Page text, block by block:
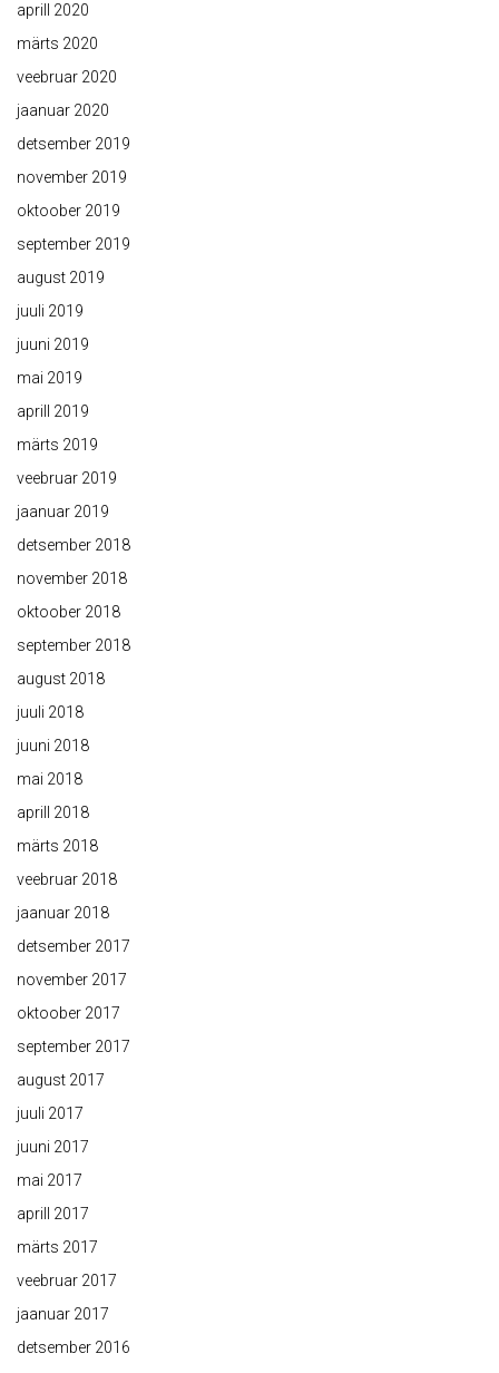
aprill 2020
märts 2020
veebruar 2020
jaanuar 2020
detsember 2019
november 2019
oktoober 2019
september 2019
august 2019
juuli 2019
juuni 2019
mai 2019
aprill 2019
märts 2019
veebruar 2019
jaanuar 2019
detsember 2018
november 2018
oktoober 2018
september 2018
august 2018
juuli 2018
juuni 2018
mai 2018
aprill 2018
märts 2018
veebruar 2018
jaanuar 2018
detsember 2017
november 2017
oktoober 2017
september 2017
august 2017
juuli 2017
juuni 2017
mai 2017
aprill 2017
märts 2017
veebruar 2017
jaanuar 2017
detsember 2016